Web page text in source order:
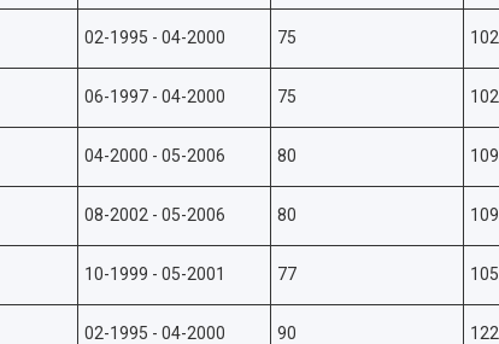
02-1995 - 04-2000 75 102
06-1997 - 04-2000 75 102
04-2000 - 05-2006 80 109
08-2002 - 05-2006 80 109
10-1999 - 05-2001 77 105
02-1995 - 04-2000 90 122